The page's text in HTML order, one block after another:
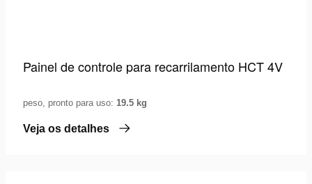
Painel de controle para recarrilamento HCT 4V
peso, pronto para uso: 19.5 kg
Veja os detalhes